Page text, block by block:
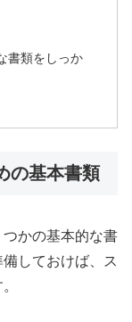
書類をしっか
の基本書類
かの基本的な書
しておけば、ス